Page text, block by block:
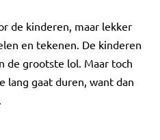
de kinderen, maar lekker
en tekenen. De kinderen
de grootste lol. Maar toch
lang gaat duren, want dan